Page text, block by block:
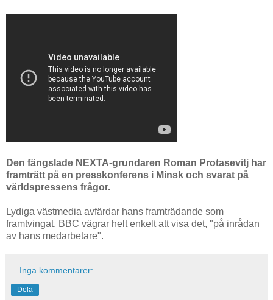
Den fängslade NEXTA-grundaren Roman Protasevitj har
framträtt på en presskonferens i Minsk och svarat på
världspressens frågor.
Lydiga västmedia avfärdar hans framträdande som
framtvingat. BBC vägrar helt enkelt att visa det, "på inrådan
av hans medarbetare".
Inga kommentarer:
Dela